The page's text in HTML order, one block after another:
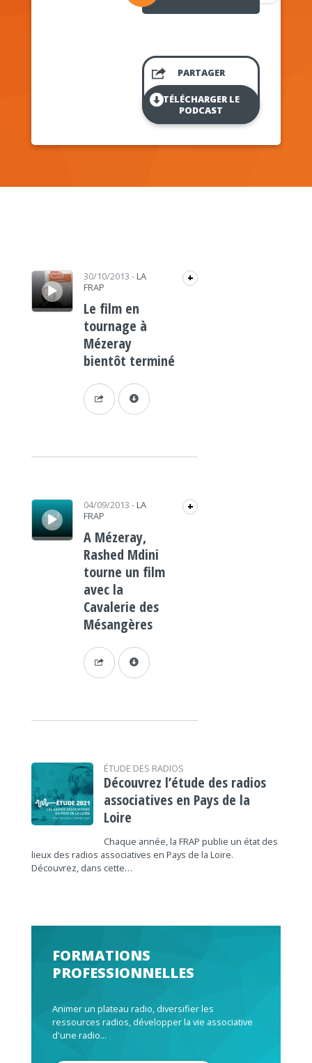
PARTAGER
TÉLÉCHARGER LE
PODCAST
Lecteur audio 30/10/2013 - LA
FRAP
+
Le film en
tournage à
Mézeray
bientôt terminé
Lecteur audio 04/09/2013 - LA
FRAP
+
A Mézeray,
Rashed Mdini
tourne un film
avec la
Cavalerie des
Mésangères
ÉTUDE DES RADIOS
Découvrez l’étude des radios
associatives en Pays de la
Loire
Chaque année, la FRAP publie un état des
lieux des radios associatives en Pays de la Loire.
Découvrez, dans cette…
FORMATIONS
PROFESSIONNELLES
Animer un plateau radio, diversifier les
ressources radios, développer la vie associative
d'une radio...